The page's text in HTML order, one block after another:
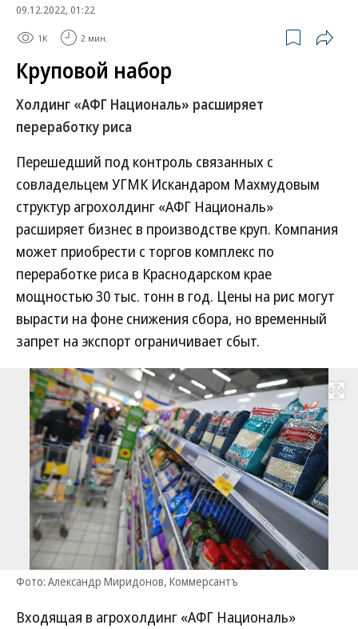
09.12.2022, 01:22
1K 2 мин.
Круповой набор
Холдинг «АФГ Националь» расширяет
переработку риса
Перешедший под контроль связанных с
совладельцем УГМК Искандаром Махмудовым
структур агрохолдинг «АФГ Националь»
расширяет бизнес в производстве круп. Компания
может приобрести с торгов комплекс по
переработке риса в Краснодарском крае
мощностью 30 тыс. тонн в год. Цены на рис могут
вырасти на фоне снижения сбора, но временный
запрет на экспорт ограничивает сбыт.
Развернуть
Фото: Александр Миридонов, Коммерсантъ
Входящая в агрохолдинг «АФГ Националь»